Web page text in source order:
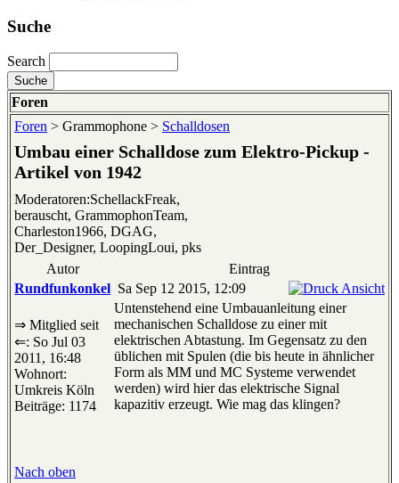
Suche
Search
Foren
Foren > Grammophone > Schalldosen
Umbau einer Schalldose zum Elektro-Pickup -
Artikel von 1942
Moderatoren:SchellackFreak,
berauscht, GrammophonTeam,
Charleston1966, DGAG,
Der_Designer, LoopingLoui, pks
Autor
Eintrag
Rundfunkonkel Sa Sep 12 2015, 12:09
⇒ Mitglied seit
⇐: So Jul 03
2011, 16:48
Wohnort:
Umkreis Köln
Beiträge: 1174
Untenstehend eine Umbauanleitung einer
mechanischen Schalldose zu einer mit
elektrischen Abtastung. Im Gegensatz zu den
üblichen mit Spulen (die bis heute in ähnlicher
Form als MM und MC Systeme verwendet
werden) wird hier das elektrische Signal
kapazitiv erzeugt. Wie mag das klingen?
Nach oben